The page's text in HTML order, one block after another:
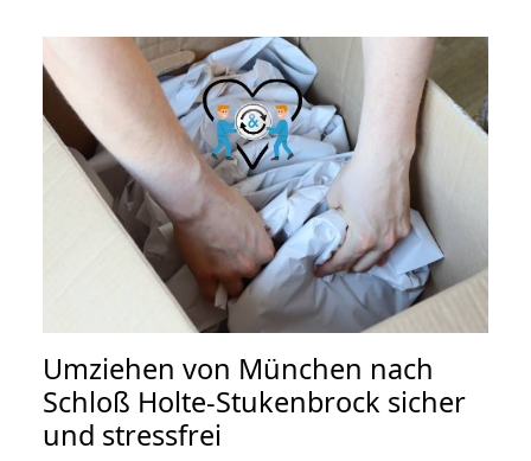
Umziehen von München nach
Schloß Holte-Stukenbrock sicher
und stressfrei